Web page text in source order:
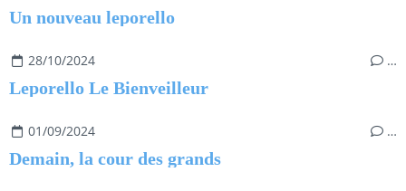
Un nouveau leporello
28/10/2024 …
Leporello Le Bienveilleur
01/09/2024 …
Demain, la cour des grands